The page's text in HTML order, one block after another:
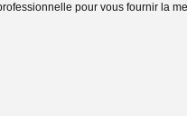
pour vous fournir la